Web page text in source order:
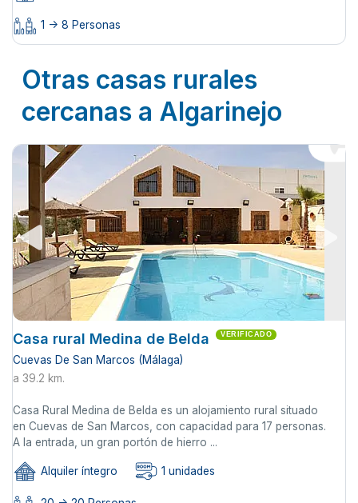
1 -> 8 Personas
Otras casas rurales
cercanas a Algarinejo
Casa rural Medina de Belda VERIFICADO
Cuevas De San Marcos (Málaga)
a 39.2 km.
Casa Rural Medina de Belda es un alojamiento rural situado
en Cuevas de San Marcos, con capacidad para 17 personas.
A la entrada, un gran portón de hierro ...
Alquiler íntegro 1 unidades